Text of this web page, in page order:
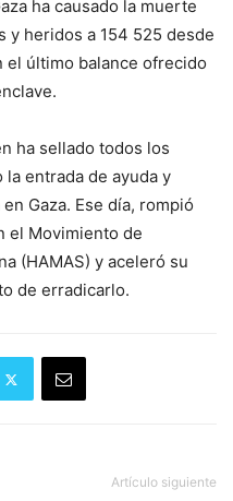
ha causado la muerte
y heridos a 154 525 desde
último balance ofrecido
ha sellado todos los
entrada de ayuda y
Gaza. Ese día, rompió
el Movimiento de
(HAMAS) y aceleró su
de erradicarlo.
Artículo siguiente